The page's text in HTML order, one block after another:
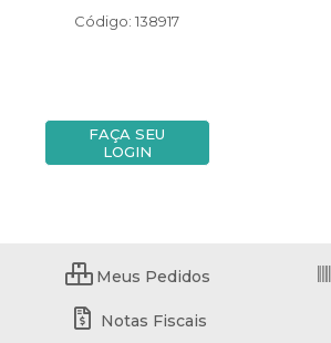
Código: 138917
FAÇA SEU
LOGIN
Meus Pedidos
Notas Fiscais